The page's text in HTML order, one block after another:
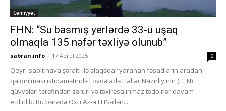
Cəmiyyət
FHN: “Su basmış yerlərdə 33-ü uşaq
olmaqla 135 nəfər təxliyə olunub”
sabran.info - 17 Aprel 2025 0
Qeyri-sabit hava şəraiti ilə əlaqədar yaranan fəsadların aradan
qaldırılması istiqamətində Fövqəladə Hallar Nazirliyinin (FHN)
qüvvələri tərəfindən zəruri və təxirəsalınmaz tədbirlər davam
etdirilib. Bu barədə Oxu.Az-a FHN-dən...